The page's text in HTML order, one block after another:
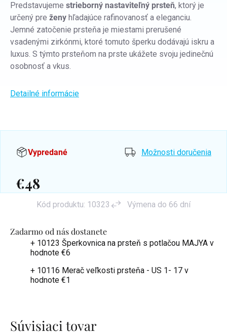
Zadarmo od nás dostanete
+ 10123 Šperkovnica na prsteň s potlačou MAJYA v
hodnote €6
+ 10116 Merač veľkosti prsteňa - US 1- 17 v
hodnote €1
Predstavujeme strieborný nastaviteľný prsteň, ktorý je
určený pre ženy hľadajúce rafinovanosť a eleganciu.
Jemné zatočenie prsteňa je miestami prerušené
vsadenými zirkónmi, ktoré tomuto šperku dodávajú iskru a
luxus. S týmto prsteňom na prste ukážete svoju jedinečnú
osobnosť a vkus.
Detailné informácie
Vypredané Možnosti doručenia
€48
Kód produktu: 10323 Výmena do 66 dní
Súvisiaci tovar